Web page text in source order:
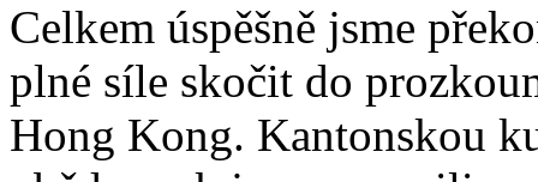
Celkem úspěšně jsme
plné síle skočit do
Hong Kong. Kantonskou